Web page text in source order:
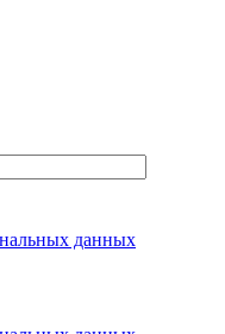
данных